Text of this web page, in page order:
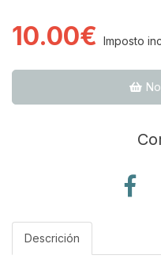
10.00€ Imposto
Descrición